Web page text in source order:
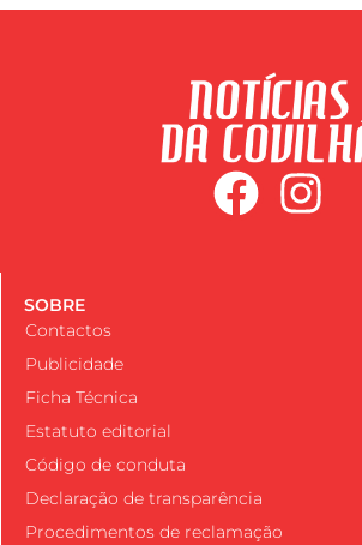
SOBRE
Contactos
Publicidade
Ficha Técnica
Estatuto editorial
Código de conduta
Declaração de transparência
Procedimentos de reclamação